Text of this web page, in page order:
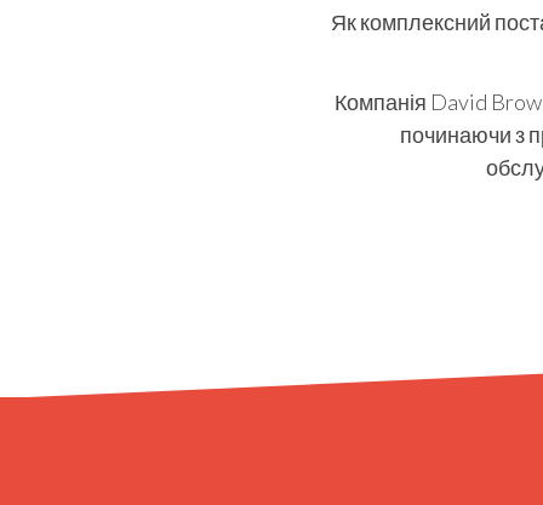
Як комплексний
Компанія David
починаючи з